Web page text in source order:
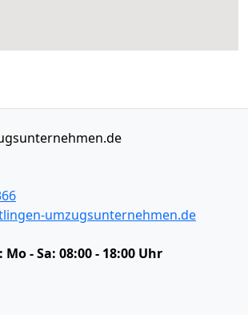
umzugsunternehmen.de
Mo - Sa: 08:00 - 18:00 Uhr